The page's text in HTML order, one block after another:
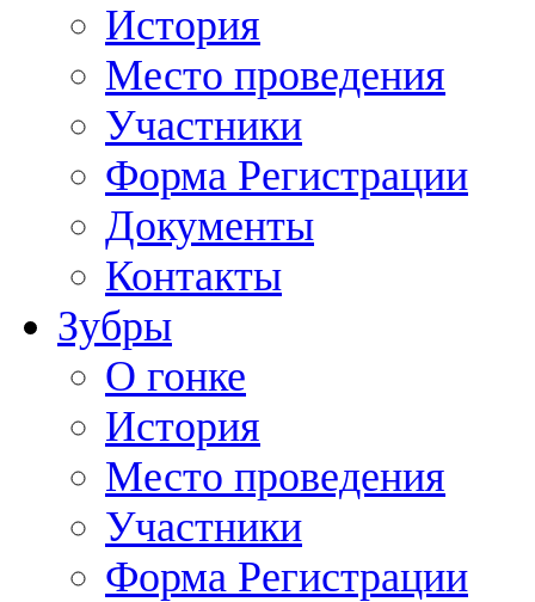
История
Место проведения
Участники
Форма Регистрации
Документы
Контакты
Зубры
О гонке
История
Место проведения
Участники
Форма Регистрации